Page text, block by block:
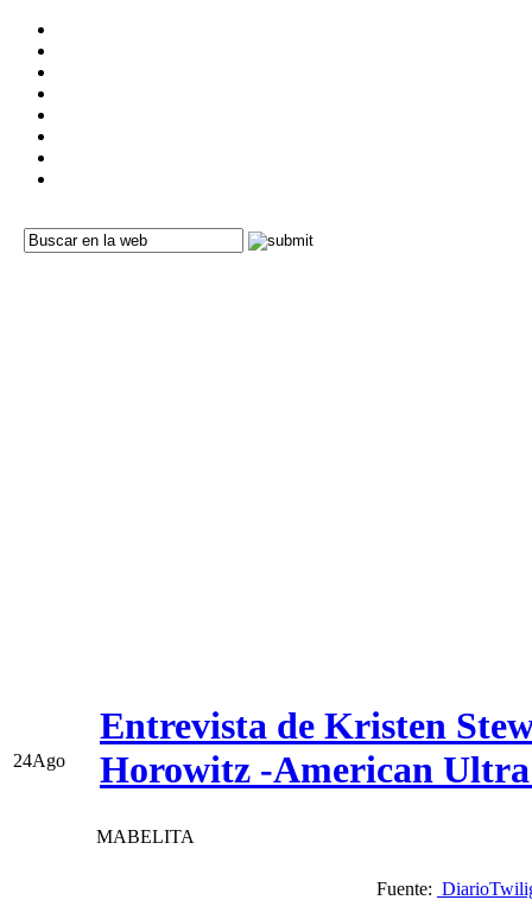
24Ago
Entrevista de Kristen
Horowitz -American
MABELITA
Fuente: